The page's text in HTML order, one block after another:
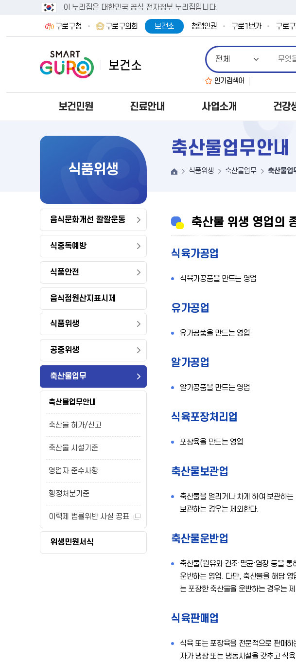
이 누리집은 대한민국 공식 전자정부 누리집입니다.
구로구청 구로구의회 보건소 청렴인권 구로1번가 구로
인기검색어
보건민원 진료안내 사업소개 건강
식품위생
음식문화개선 깔깔운동
식중독예방
식품안전
음식점원산지표시제
식품위생
공중위생
축산물업무
축산물업무안내
축산물 허가/신고
축산물 시설기준
영업자 준수사항
행정처분기준
이력제 법률위반 사실 공표
위생민원서식
축산물업무안내
식품위생 축산물업무 축산물업
축산물 위생 영업의
식육가공업
식육가공품을 만드는 영업
유가공업
유가공품을 만드는 영업
알가공업
알가공품을 만드는 영업
식육포장처리업
포장육을 만드는 영업
축산물보관업
축산물을 얼리거나 차게 하여 보관하
보관하는 경우는 제외한다.
축산물운반업
축산물(원유와 건조·멸균·염장 등을
운반하는 영업. 다만, 축산물을 해당
는 포장한 축산물을 운반하는 경우는
식육판매업
식육 또는 포장육을 전문적으로 판매
자가 냉장 또는 냉동시설을 갖추고 식